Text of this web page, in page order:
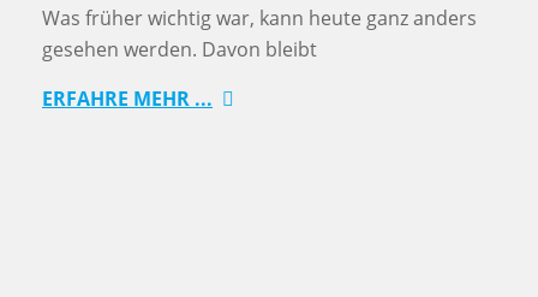
Was früher wichtig war, kann heute ganz anders
gesehen werden. Davon bleibt
ERFAHRE MEHR ...